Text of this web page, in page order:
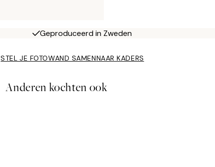
Geproduceerd in Zweden
STEL JE FOTOWAND SAMENNAAR KADERS
Anderen kochten ook